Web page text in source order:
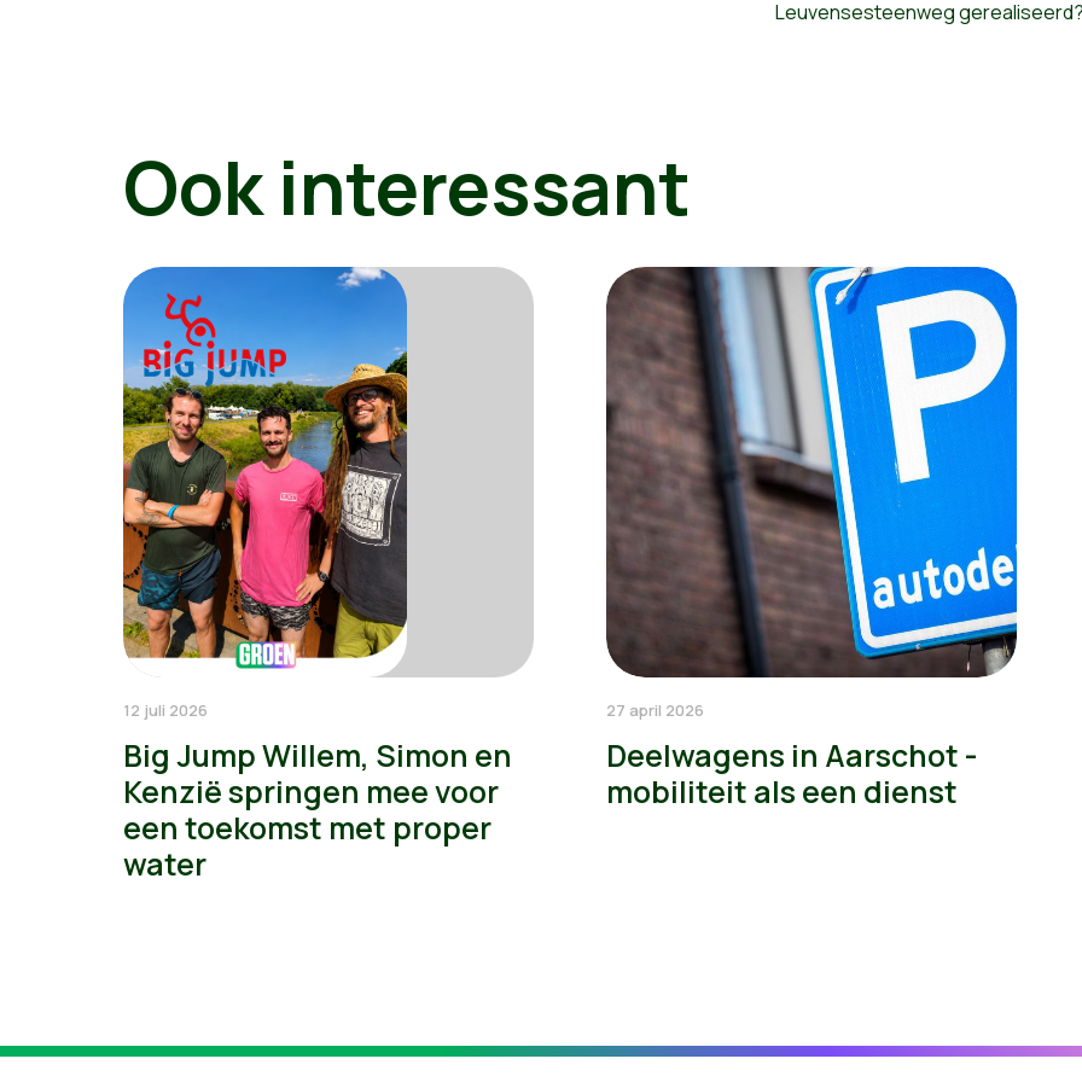
Leuvensesteenweg
Ook interessant
12 juli 2026
Big Jump Willem, Simon en
Kenzië springen mee voor
een toekomst met proper
water
27 april 2026
Deelwagens in Aarschot -
mobiliteit als een dienst